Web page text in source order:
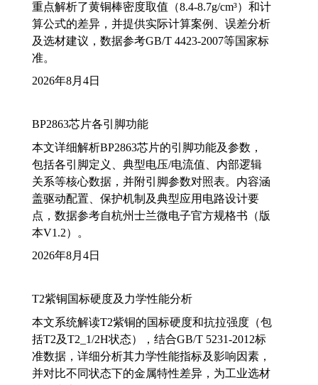
重点解析了黄铜棒密度取值（8.4-8.7g/cm³）和计
算公式的差异，并提供实际计算案例、误差分析
及选材建议，数据参考GB/T 4423-2007等国家标
准。
2026年8月4日
BP2863芯片各引脚功能
本文详细解析BP2863芯片的引脚功能及参数，
包括各引脚定义、典型电压/电流值、内部逻辑
关系等核心数据，并附引脚参数对照表。内容涵
盖驱动配置、保护机制及典型应用电路设计要
点，数据参考自杭州士兰微电子官方规格书（版
本V1.2）。
2026年8月4日
T2紫铜国标硬度及力学性能分析
本文系统解读T2紫铜的国标硬度和抗拉强度（包
括T2及T2_1/2H状态），结合GB/T 5231-2012标
准数据，详细分析其力学性能指标及影响因素，
并对比不同状态下的金属特性差异，为工业选材